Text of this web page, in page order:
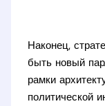
Наконец,
быть новый
рамки
политической